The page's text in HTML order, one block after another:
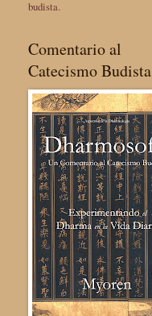
budista.
Comentario al
Catecismo Budista